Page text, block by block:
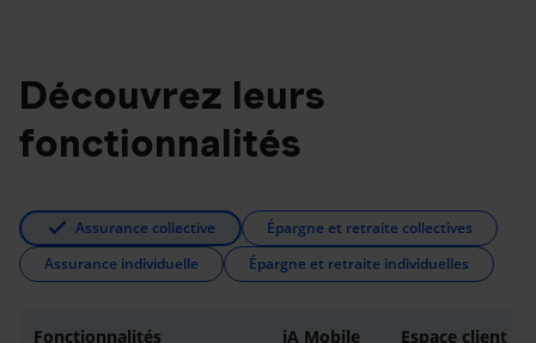
Découvrez leurs
fonctionnalités
Assurance collective
Épargne et retraite collectives
Assurance individuelle
Épargne et retraite individuelles
Fonctionnalités iA Mobile Espace client